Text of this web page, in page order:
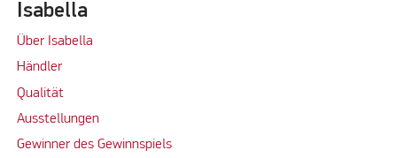
Isabella
Über Isabella
Händler
Qualität
Ausstellungen
Gewinner des Gewinnspiels